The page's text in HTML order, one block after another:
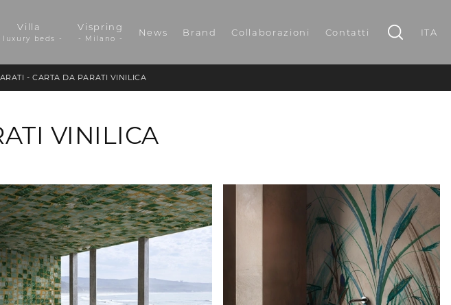
Villa
luxury beds -
Vispring
- Milano -
News Brand Collaborazioni Contatti ITA
- CARTA DA PARATI VINILICA
VINILICA